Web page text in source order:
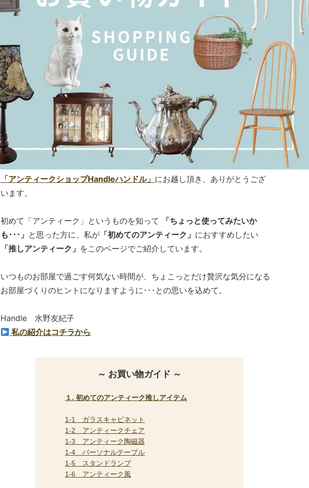
「アンティークショップHandleハンドル」 にお越し頂き、ありがとうござ
います。
初めて「アンティーク」というものを知って
「ちょっと使ってみたいか
も･･･」 と思った方に、私が 「初めてのアンティーク」 におすすめしたい
「推しアンティーク」 をこのページでご紹介しています。
いつものお部屋で過ごす何気ない時間が、ちょこっとだけ贅沢な気分になる
お部屋づくりのヒントになりますように･･･との思いを込めて。
Handle 水野友紀子
私の紹介はコチラから
～ お買い物ガイド ～
１. 初めてのアンティーク推しアイテム
1-1 ガラスキャビネット
1-2 アンティークチェア
1-3 アンティーク陶磁器
1-4 パーソナルテーブル
1-5 スタンドランプ
1-6 アンティーク風